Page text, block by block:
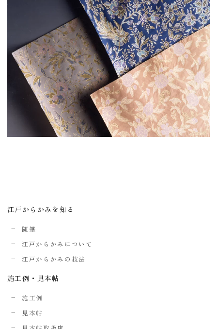
江戸からかみを知る
随筆
江戸からかみについて
江戸からかみの技法
施工例・見本帖
施工例
見本帖